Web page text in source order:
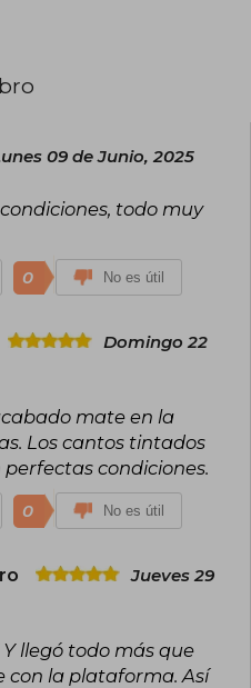
libros durante cinco años y
se inspiró para escribir
participar en un concurso
año 2008, donde participó
09 de Junio, 2025
todo muy
0 No es útil
Domingo 22
mate en la
Los cantos tintados
condiciones.
0 No es útil
Jueves 29
llegó todo más que
con la plataforma. Así